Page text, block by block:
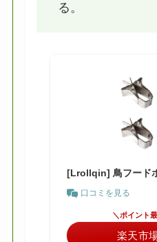
る。
[Lrollqin] 鳥フード
口コミを見る
＼ポイント
楽天市